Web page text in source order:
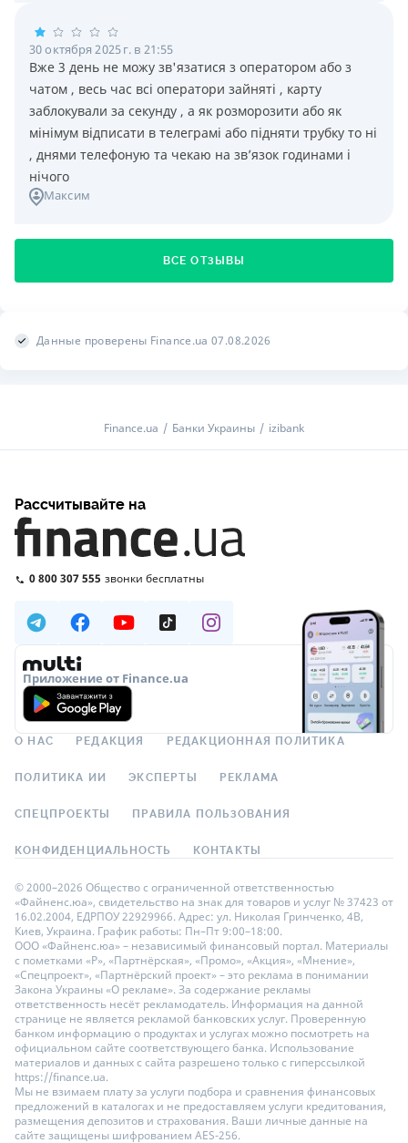
30 октября 2025 г. в 21:55
Вже 3 день не можу зв'язатися з оператором або з
чатом , весь час всі оператори зайняті , карту
заблокували за секунду , а як розморозити або як
мінімум відписати в телеграмі або підняти трубку то ні
, днями телефоную та чекаю на звʼязок годинами і
нічого
Максим
ВСЕ ОТЗЫВЫ
Данные проверены Finance.ua 07.08.2026
Finance.ua Банки Украины izibank
Рассчитывайте на
0 800 307 555 звонки бесплатны
Приложение от Finance.ua
О НАС РЕДАКЦИЯ РЕДАКЦИОННАЯ ПОЛИТИКА
ПОЛИТИКА ИИ ЭКСПЕРТЫ РЕКЛАМА
СПЕЦПРОЕКТЫ ПРАВИЛА ПОЛЬЗОВАНИЯ
КОНФИДЕНЦИАЛЬНОСТЬ КОНТАКТЫ
© 2000–2026 Общество с ограниченной ответственностью
«Файненс.юа», свидетельство на знак для товаров и услуг № 37423 от
16.02.2004, ЕДРПОУ 22929966. Адрес: ул. Николая Гринченко, 4В,
Киев, Украина. График работы: Пн–Пт 9:00–18:00.
ООО «Файненс.юа» – независимый финансовый портал. Материалы
с пометками «Р», «Партнёрская», «Промо», «Акция», «Мнение»,
«Спецпроект», «Партнёрский проект» – это реклама в понимании
Закона Украины «О рекламе». За содержание рекламы
ответственность несёт рекламодатель. Информация на данной
странице не является рекламой банковских услуг. Проверенную
банком информацию о продуктах и услугах можно посмотреть на
официальном сайте соответствующего банка. Использование
материалов и данных с сайта разрешено только с гиперссылкой
https://finance.ua.
Мы не взимаем плату за услуги подбора и сравнения финансовых
предложений в каталогах и не предоставляем услуги кредитования,
размещения депозитов и страхования. Ваши личные данные на
сайте защищены шифрованием AES-256.